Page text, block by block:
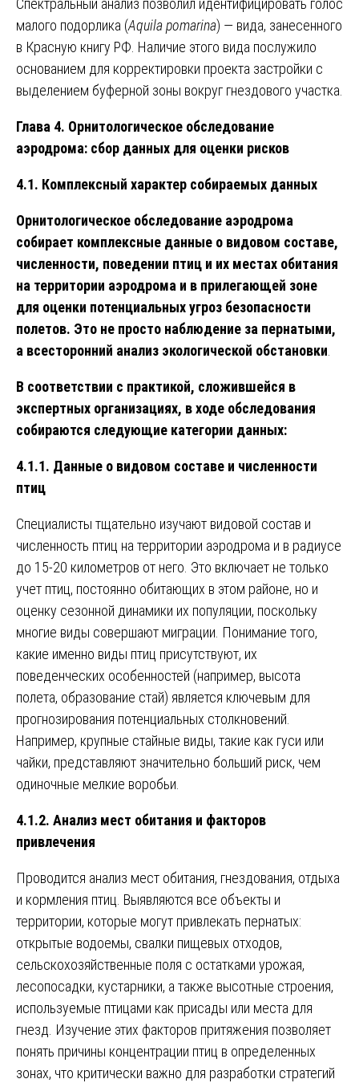
Спектральный анализ позволил идентифицировать голос
малого подорлика (Aquila pomarina) — вида, занесенного
в Красную книгу РФ. Наличие этого вида послужило
основанием для корректировки проекта застройки с
выделением буферной зоны вокруг гнездового участка.
Глава 4. Орнитологическое обследование
аэродрома: сбор данных для оценки рисков
4.1. Комплексный характер собираемых данных
Орнитологическое обследование аэродрома
собирает комплексные данные о видовом составе,
численности, поведении птиц и их местах обитания
на территории аэродрома и в прилегающей зоне
для оценки потенциальных угроз безопасности
полетов. Это не просто наблюдение за пернатыми,
а всесторонний анализ экологической обстановки
В соответствии с практикой, сложившейся в
экспертных организациях, в ходе обследования
собираются следующие категории данных:
4.1.1. Данные о видовом составе и численности
птиц
Специалисты тщательно изучают видовой состав и
численность птиц на территории аэродрома и в радиусе
до 15-20 километров от него. Это включает не только
учет птиц, постоянно обитающих в этом районе, но и
оценку сезонной динамики их популяции, поскольку
многие виды совершают миграции. Понимание того,
какие именно виды птиц присутствуют, их
поведенческих особенностей (например, высота
полета, образование стай) является ключевым для
прогнозирования потенциальных столкновений.
Например, крупные стайные виды, такие как гуси или
чайки, представляют значительно больший риск, чем
одиночные мелкие воробьи.
4.1.2. Анализ мест обитания и факторов
привлечения
Проводится анализ мест обитания, гнездования, отдыха
и кормления птиц. Выявляются все объекты и
территории, которые могут привлекать пернатых:
открытые водоемы, свалки пищевых отходов,
сельскохозяйственные поля с остатками урожая,
лесопосадки, кустарники, а также высотные строения,
используемые птицами как присады или места для
гнезд. Изучение этих факторов притяжения позволяет
понять причины концентрации птиц в определенных
зонах, что критически важно для разработки стратегий